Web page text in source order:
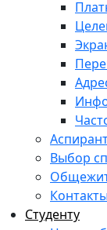
Выбор
Контакты
Студенту